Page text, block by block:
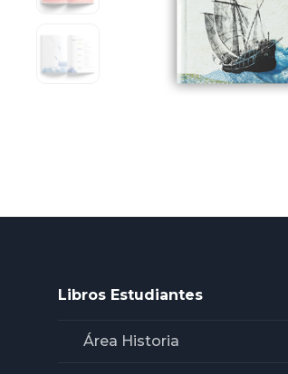
Libros Estudiantes
Área Historia